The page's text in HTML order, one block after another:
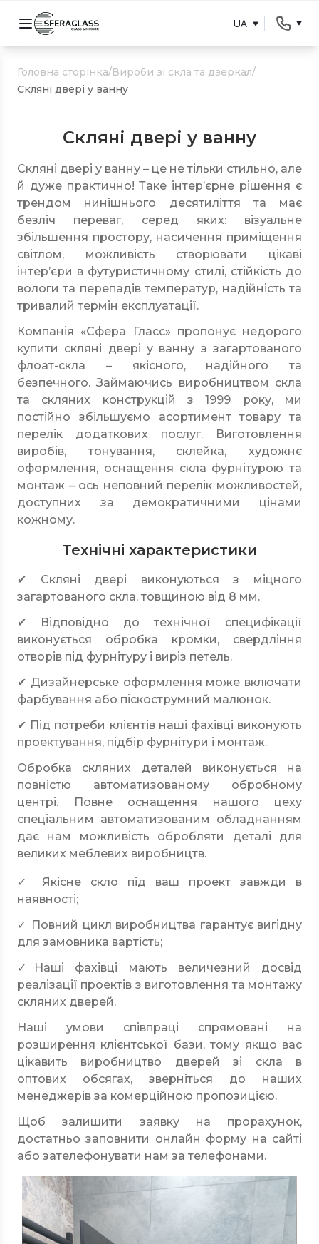
UA
Головна сторінка/Вироби зі скла та дзеркал/
Скляні двері у ванну
Скляні двері у ванну
Скляні двері у ванну – це не тільки стильно, але
й дуже практично! Таке інтер’єрне рішення є
трендом нинішнього десятиліття та має
безліч переваг, серед яких: візуальне
збільшення простору, насичення приміщення
світлом, можливість створювати цікаві
інтер’єри в футуристичному стилі, стійкість до
вологи та перепадів температур, надійність та
тривалий термін експлуатації.
Компанія «Сфера Гласс» пропонує недорого
купити скляні двері у ванну з загартованого
флоат-скла – якісного, надійного та
безпечного. Займаючись виробництвом скла
та скляних конструкцій з 1999 року, ми
постійно збільшуємо асортимент товару та
перелік додаткових послуг. Виготовлення
виробів, тонування, склейка, художнє
оформлення, оснащення скла фурнітурою та
монтаж – ось неповний перелік можливостей,
доступних за демократичними цінами
кожному.
Технічні характеристики
✔ Скляні двері виконуються з міцного
загартованого скла, товщиною від 8 мм.
✔ Відповідно до технічної специфікації
виконується обробка кромки, свердління
отворів під фурнітуру і виріз петель.
✔ Дизайнерське оформлення може включати
фарбування або піскострумний малюнок.
✔ Під потреби клієнтів наші фахівці виконують
проектування, підбір фурнітури і монтаж.
Обробка скляних деталей виконується на
повністю автоматизованому обробному
центрі. Повне оснащення нашого цеху
спеціальним автоматизованим обладнанням
дає нам можливість обробляти деталі для
великих меблевих виробництв.
✓ Якісне скло під ваш проект завжди в
наявності;
✓ Повний цикл виробництва гарантує вигідну
для замовника вартість;
✓Наші фахівці мають величезний досвід
реалізації проектів з виготовлення та монтажу
скляних дверей.
Наші умови співпраці спрямовані на
розширення клієнтської бази, тому якщо вас
цікавить виробництво дверей зі скла в
оптових обсягах, зверніться до наших
менеджерів за комерційною пропозицією.
Щоб залишити заявку на прорахунок,
достатньо заповнити онлайн форму на сайті
або зателефонувати нам за телефонами.